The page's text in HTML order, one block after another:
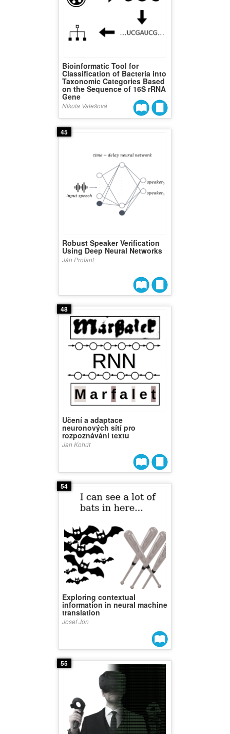
Bioinformatic Tool for
Classification of Bacteria into
Taxonomic Categories Based
on the Sequence of 16S rRNA
Gene
Nikola Valešová
45
Robust Speaker Verification
Using Deep Neural Networks
Ján Profant
48
Učení a adaptace
neuronových sítí pro
rozpoznávání textu
Jan Kohút
54
Exploring contextual
information in neural machine
translation
Josef Jon
55